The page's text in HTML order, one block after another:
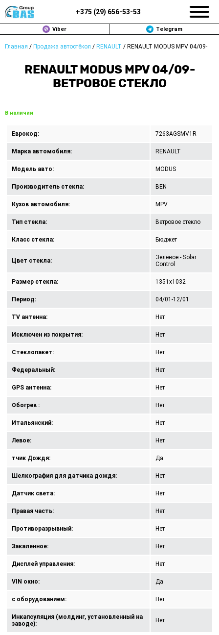
+375 (29) 656-53-53
Viber Telegram
Главная / Продажа автостёкол / RENAULT / RENAULT MODUS MPV 04/09-
RENAULT MODUS MPV 04/09-
ВЕТРОВОЕ СТЕКЛО
В наличии
Еврокод: 7263AGSMV1R
Марка автомобиля: RENAULT
Модель авто: MODUS
Производитель стекла: BEN
Кузов автомобиля: MPV
Тип стекла: Ветровое стекло
Класс стекла: Бюджет
Цвет стекла:
Зеленое - Solar
Control
Размер стекла: 1351x1032
Период: 04/01-12/01
TV антенна: Нет
Исключен из покрытия: Нет
Стеклопакет: Нет
Федеральный: Нет
GPS антенна: Нет
Обогрев : Нет
Итальянский: Нет
Левое: Нет
тчик Дождя: Да
Шелкография для датчика дождя: Нет
Датчик света: Нет
Правая часть: Нет
Противоразрывный: Нет
Закаленное: Нет
Дисплей управления: Нет
VIN окно: Да
с оборудованием: Нет
Инкапсуляция (молдинг, установленный на
заводе):
Нет
ЗАМЕНА АВТОСТЕКОЛ В МИНСКЕ
ПРОДАЖА АВТОСТЁКОЛ
КОНТАКТЫ
ПОЛИТИКА КОНФИДЕНЦИАЛЬНОСТИ